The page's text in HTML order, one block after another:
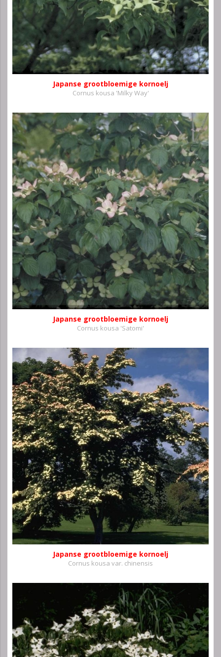
Japanse grootbloemige kornoelj
Cornus kousa 'Milky Way'
Japanse grootbloemige kornoelj
Cornus kousa 'Satomi'
Japanse grootbloemige kornoelj
Cornus kousa var. chinensis